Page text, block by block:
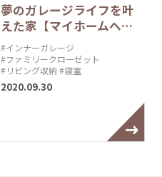
夢のガレージライフを叶
えた家【マイホームへ…
#インナーガレージ
#ファミリークローゼット
#リビング収納 #寝室
2020.09.30